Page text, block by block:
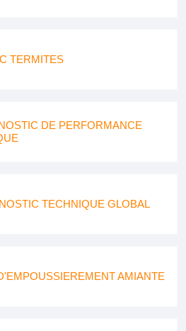
TERMITES
DE PERFORMANCE
TECHNIQUE GLOBAL
AMIANTE